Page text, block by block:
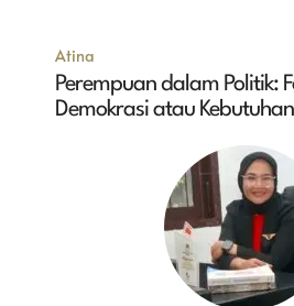
Atina
Perempuan dalam Politik:
Demokrasi atau